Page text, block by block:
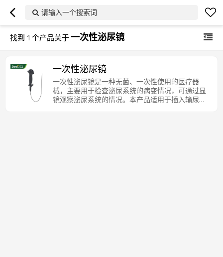
请输入一个搜索词
找到 1 个产品关于一次性泌尿镜
一次性泌尿镜
一次性泌尿镜是一种无菌、一次性使用的医疗器
械，主要用于检查泌尿系统的病变情况，可通过显
镜观察泌尿系统的情况。本产品适用于插入输尿